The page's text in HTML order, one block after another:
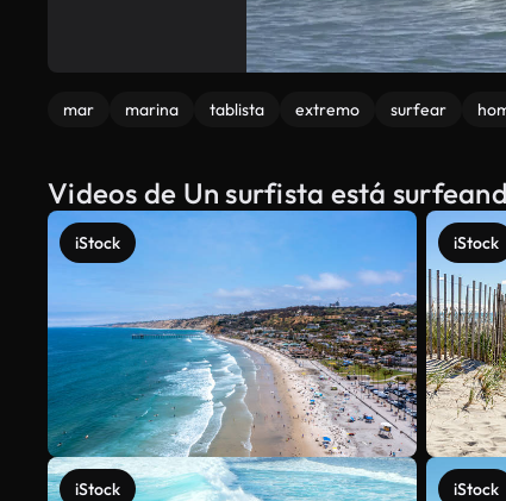
mar marina tablista extremo surfear
Videos de Un surfista está
iStock
iStock
iStock
iStock